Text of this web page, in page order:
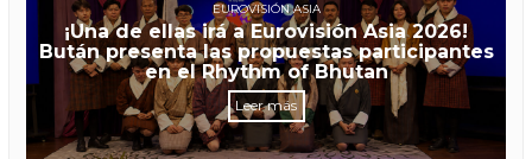
EUROVISIÓN ASIA
¡Una de ellas irá a Eurovisión Asia 2026!
Bután presenta las propuestas participantes
en el Rhythm of Bhutan
Leer más